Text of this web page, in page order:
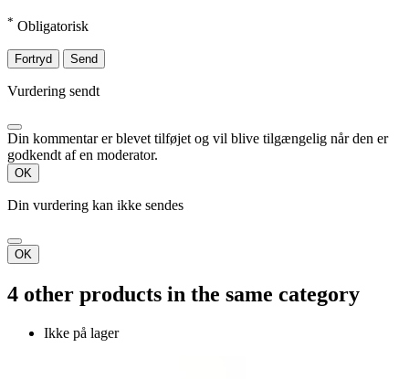
* Obligatorisk
Fortryd Send
Vurdering sendt
Din kommentar er blevet tilføjet og vil blive tilgængelig når den er
godkendt af en moderator.
OK
Din vurdering kan ikke sendes
OK
4 other products in the same category
Ikke på lager